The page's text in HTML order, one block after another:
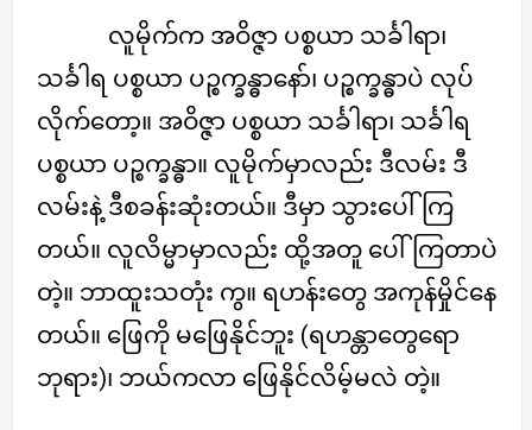
လူမိုက်က အဝိဇ္ဇာ ပစ္စယာ သင်္ခါရာ၊
သင်္ခါရ ပစ္စယာ ပဉ္စက္ခန္ဓာနော်၊ ပဉ္စက္ခန္ဓာပဲ လုပ်
လိုက်တော့။ အဝိဇ္ဇာ ပစ္စယာ သင်္ခါရာ၊ သင်္ခါရ
ပစ္စယာ ပဉ္စက္ခန္ဓာ။ လူမိုက်မှာလည်း ဒီလမ်း ဒီ
လမ်းနဲ့ ဒီစခန်းဆုံးတယ်။ ဒီမှာ သွားပေါ်ကြ
တယ်။ လူလိမ္မာမှာလည်း ထို့အတူ ပေါ်ကြတာပဲ
တဲ့။ ဘာထူးသတုံး ကွ။ ရဟန်းတွေ အကုန်မှိုင်နေ
တယ်။ ဖြေကို မဖြေနိုင်ဘူး (ရဟန္တာတွေရော
ဘုရား)၊ ဘယ်ကလာ ဖြေနိုင်လိမ့်မလဲ တဲ့။